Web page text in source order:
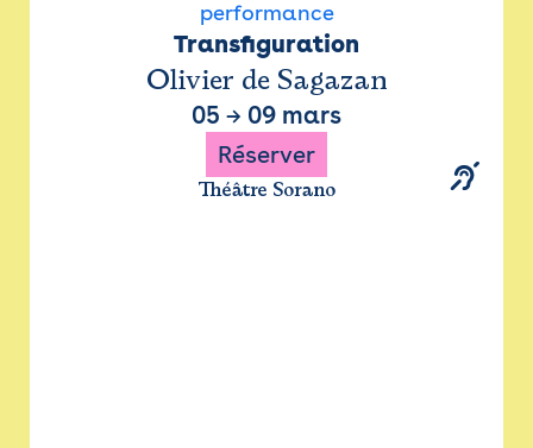
performance
Transfiguration
Olivier de Sagazan
05 → 09 mars
Réserver
Théâtre Sorano